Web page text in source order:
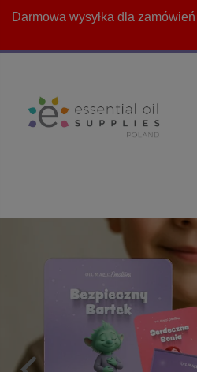
Darmowa wysyłka dla